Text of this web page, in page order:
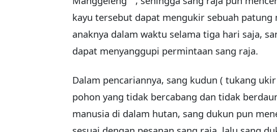
kayu tersebut dapat mengukir sebuah patung
anaknya dalam waktu selama tiga hari saja,
dapat menyanggupi permintaan sang raja.
Dalam pencariannya, sang kudun ( tukang
pohon yang tidak bercabang dan tidak
manusia di dalam hutan, sang dukun pun